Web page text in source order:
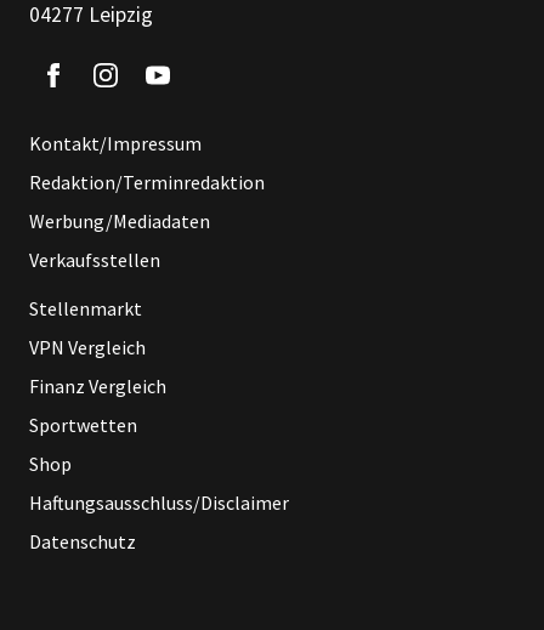
04277 Leipzig
Kontakt/Impressum
Redaktion/Terminredaktion
Werbung/Mediadaten
Verkaufsstellen
Stellenmarkt
VPN Vergleich
Finanz Vergleich
Sportwetten
Shop
Haftungsausschluss/Disclaimer
Datenschutz